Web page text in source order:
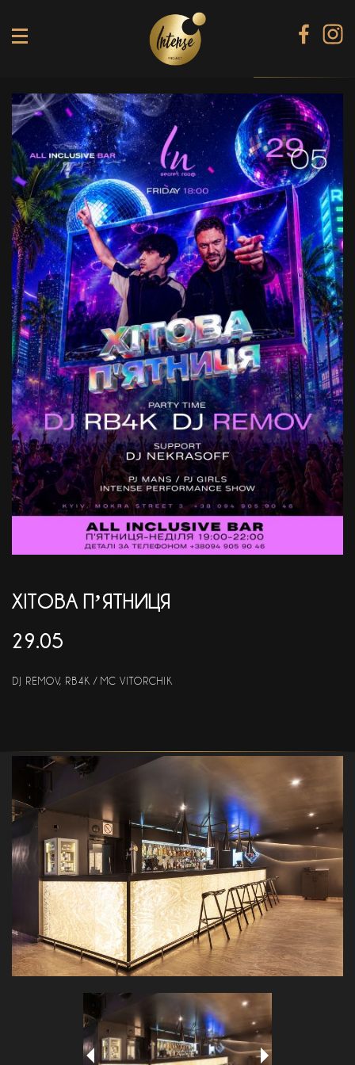
TIKI TERRACE
SHINE КАРАОКЕ БАР
BLACK DIAMOND КАРАОКЕ
SECRET ROOM
МЕНЮ
ГАЛЕРЕЯ
БАНКЕТИ
КОНТАКТИ
АКЦІЇ
EN
ХІТОВА ПʼЯТНИЦЯ
29.05
DJ REMOV, RB4K / MC VITORCHIK